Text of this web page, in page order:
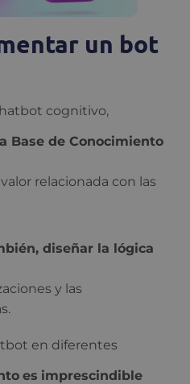
un bot
cognitivo,
Base de Conocimiento
relacionada con las
diseñar la lógica
y las
en diferentes
es imprescindible